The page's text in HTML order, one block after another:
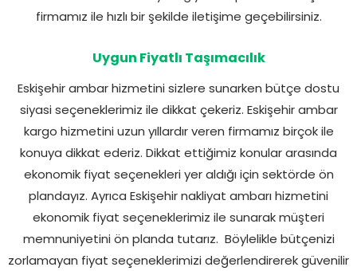
firmamız ile hızlı bir şekilde iletişime geçebilirsiniz.
Uygun Fiyatlı Taşımacılık
Eskişehir ambar hizmetini sizlere sunarken bütçe dostu
siyasi seçeneklerimiz ile dikkat çekeriz. Eskişehir ambar
kargo hizmetini uzun yıllardır veren firmamız birçok ile
konuya dikkat ederiz. Dikkat ettiğimiz konular arasında
ekonomik fiyat seçenekleri yer aldığı için sektörde ön
plandayız. Ayrıca Eskişehir nakliyat ambarı hizmetini
ekonomik fiyat seçeneklerimiz ile sunarak müşteri
memnuniyetini ön planda tutarız. Böylelikle bütçenizi
zorlamayan fiyat seçeneklerimizi değerlendirerek güvenilir